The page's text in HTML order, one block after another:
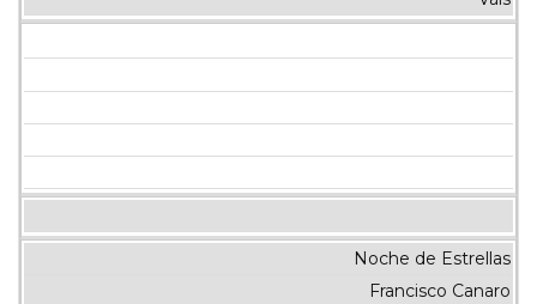
Noche de Estrellas
Francisco Canaro